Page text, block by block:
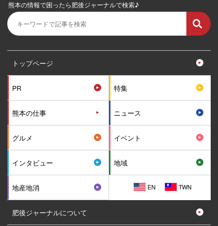
熊本の情報で困ったら肥後ジャーナルで検索♪
トップページ
PR 特集
熊本の仕事 ニュース
グルメ イベント
インタビュー 地域
地産地消 EN TWN
肥後ジャーナルについて